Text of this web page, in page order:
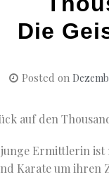
Die
Posted on
auf den
junge Ermittlerin
Karate um ihren